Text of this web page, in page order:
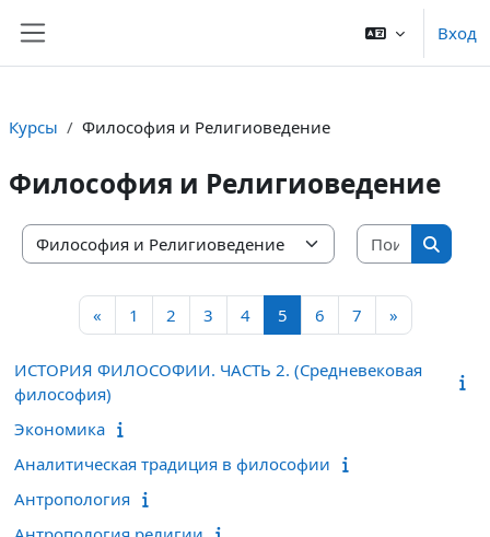
Вход
Курсы Философия и Религиоведение
Философия и Религиоведение
Категории курсов
Поиск
Поиск
«Предыдущая страница
1 Страница 1
2Страница 2
3Страница 3
4Страница 4
5Страница 5
6Страница 6
7Страница 7
»
ИСТОРИЯ ФИЛОСОФИИ. ЧАСТЬ 2. (Средневековая
философия)
Экономика
Аналитическая традиция в философии
Антропология